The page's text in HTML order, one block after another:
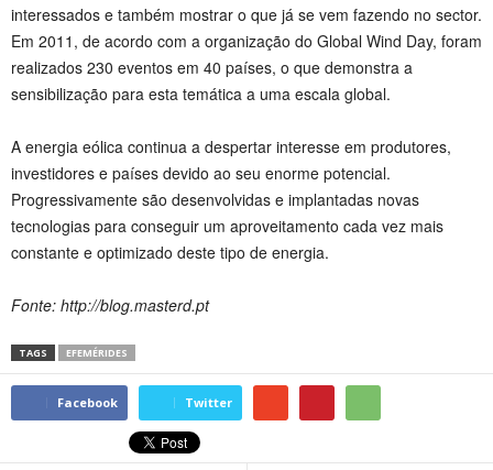
interessados e também mostrar o que já se vem fazendo no sector.
Em 2011, de acordo com a organização do Global Wind Day, foram
realizados 230 eventos em 40 países, o que demonstra a
sensibilização para esta temática a uma escala global.
A energia eólica continua a despertar interesse em produtores,
investidores e países devido ao seu enorme potencial.
Progressivamente são desenvolvidas e implantadas novas
tecnologias para conseguir um aproveitamento cada vez mais
constante e optimizado deste tipo de energia.
Fonte: http://blog.masterd.pt
TAGS EFEMÉRIDES
Facebook Twitter